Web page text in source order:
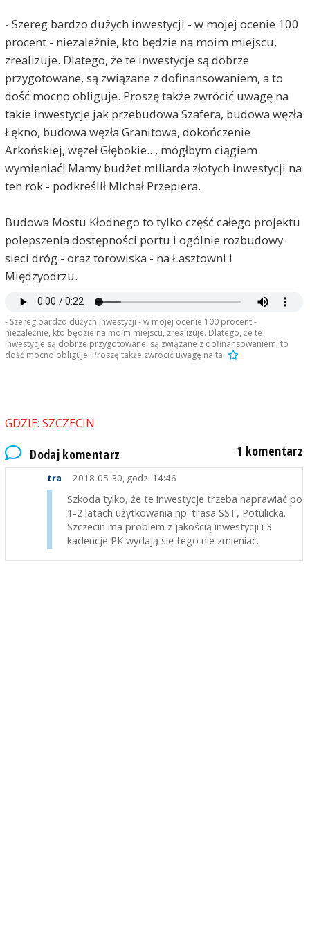
- Szereg bardzo dużych inwestycji - w mojej ocenie 100
procent - niezależnie, kto będzie na moim miejscu,
zrealizuje. Dlatego, że te inwestycje są dobrze
przygotowane, są związane z dofinansowaniem, a to
dość mocno obliguje. Proszę także zwrócić uwagę na
takie inwestycje jak przebudowa Szafera, budowa węzła
Łękno, budowa węzła Granitowa, dokończenie
Arkońskiej, węzeł Głębokie..., mógłbym ciągiem
wymieniać! Mamy budżet miliarda złotych inwestycji na
ten rok - podkreślił Michał Przepiera.
Budowa Mostu Kłodnego to tylko część całego projektu
polepszenia dostępności portu i ogólnie rozbudowy
sieci dróg - oraz torowiska - na Łasztowni i
Międzyodrzu.
- Szereg bardzo dużych inwestycji - w mojej ocenie 100 procent -
niezależnie, kto będzie na moim miejscu, zrealizuje. Dlatego, że te
inwestycje są dobrze przygotowane, są związane z dofinansowaniem, to
dość mocno obliguje. Proszę także zwrócić uwagę na ta
GDZIE: SZCZECIN
Dodaj komentarz 1 komentarz
tra 2018-05-30, godz. 14:46
Szkoda tylko, że te inwestycje trzeba naprawiać po
1-2 latach użytkowania np. trasa SST, Potulicka.
Szczecin ma problem z jakością inwestycji i 3
kadencje PK wydają się tego nie zmieniać.